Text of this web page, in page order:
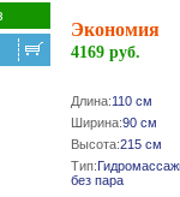
Экономия
4169 руб.
Длина:110 см
Ширина:90 см
Высота:215 см
Тип:
без пара